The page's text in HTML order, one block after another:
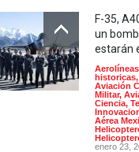
F-35,
un
estarán
Aerolíneas
historicas,
Aviación
Militar,
Ciencia,
Aérea
enero 23,